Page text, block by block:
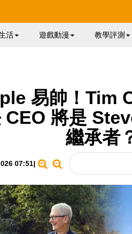
活 遊戲動漫 教學評測
易帥！Tim
CEO 將是
繼承者
07:51|